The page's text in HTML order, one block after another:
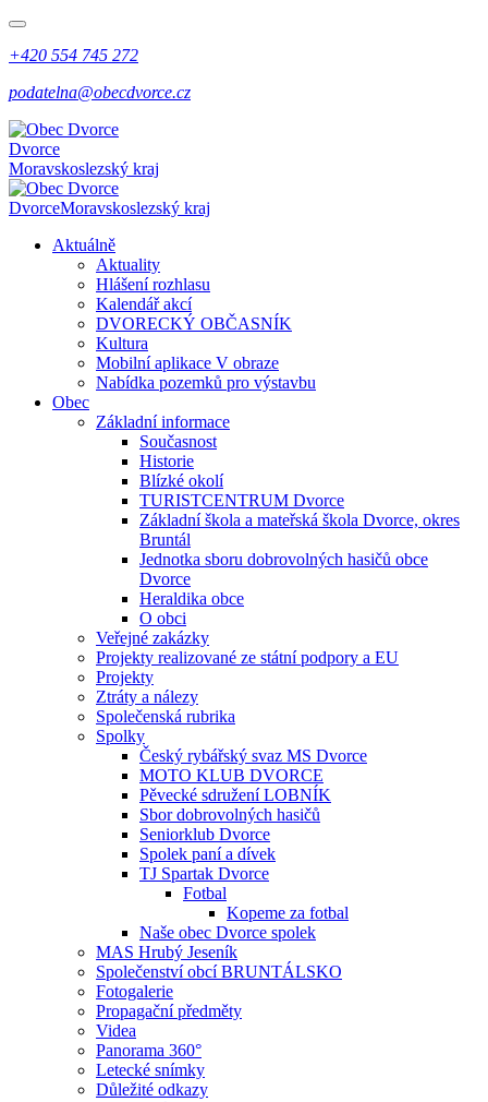
+420 554 745 272
podatelna@obecdvorce.cz
Dvorce
Moravskoslezský kraj
DvorceMoravskoslezský kraj
Aktuálně
Aktuality
Hlášení rozhlasu
Kalendář akcí
DVORECKÝ OBČASNÍK
Kultura
Mobilní aplikace V obraze
Nabídka pozemků pro výstavbu
Obec
Základní informace
Současnost
Historie
Blízké okolí
TURISTCENTRUM Dvorce
Základní škola a mateřská škola Dvorce, okres
Bruntál
Jednotka sboru dobrovolných hasičů obce
Dvorce
Heraldika obce
O obci
Veřejné zakázky
Projekty realizované ze státní podpory a EU
Projekty
Ztráty a nálezy
Společenská rubrika
Spolky
Český rybářský svaz MS Dvorce
MOTO KLUB DVORCE
Pěvecké sdružení LOBNÍK
Sbor dobrovolných hasičů
Seniorklub Dvorce
Spolek paní a dívek
TJ Spartak Dvorce
Fotbal
Kopeme za fotbal
Naše obec Dvorce spolek
MAS Hrubý Jeseník
Společenství obcí BRUNTÁLSKO
Fotogalerie
Propagační předměty
Videa
Panorama 360°
Letecké snímky
Důležité odkazy